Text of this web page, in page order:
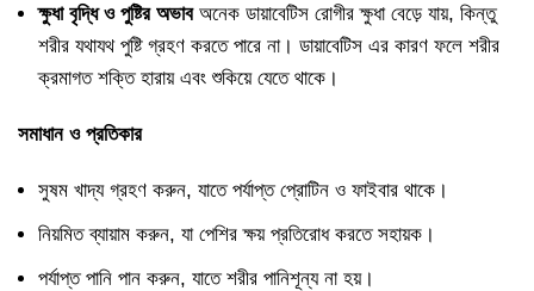
ক্ষুধা বৃদ্ধি ও পুষ্টির অভাবঅনেক ডায়াবেটিস রোগীর ক্ষুধা বেড়ে যায়, কিন্তু
শরীর যথাযথ পুষ্টি গ্রহণ করতে পারে না। ডায়াবেটিস এর কারণ ফলে শরীর
ক্রমাগত শক্তি হারায় এবং শুকিয়ে যেতে থাকে।
সমাধান ও প্রতিকার
সুষম খাদ্য গ্রহণ করুন, যাতে পর্যাপ্ত প্রোটিন ও ফাইবার থাকে।
নিয়মিত ব্যায়াম করুন, যা পেশির ক্ষয় প্রতিরোধ করতে সহায়ক।
পর্যাপ্ত পানি পান করুন, যাতে শরীর পানিশূন্য না হয়।